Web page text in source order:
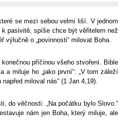
se mezi sebou velmi liší. V jednom
pasivitě, spíše chce být věřitelem než
o „povinnosti“ milovat Boha.
příčinou všeho stvoření. Bible
miluje ho „jako první“: „V tom záleží
miloval nás“ (1 Jan 4,19).
do věčnosti: „Na počátku bylo Slovo.“
nám jen Boha, který miluje, ale